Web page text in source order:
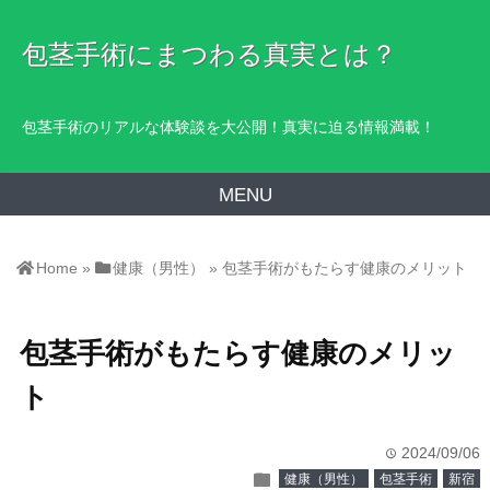
包茎手術にまつわる真実とは？
包茎手術のリアルな体験談を大公開！真実に迫る情報満載！
MENU
Home » 健康（男性） »包茎手術がもたらす健康のメリット
包茎手術がもたらす健康のメリッ
ト
time 2024/09/06
folder 健康（男性） 包茎手術 新宿